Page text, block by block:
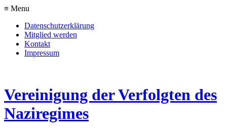
≡ Menu
Datenschutzerklärung
Mitglied werden
Kontakt
Impressum
Vereinigung der Verfolgten des
Naziregimes